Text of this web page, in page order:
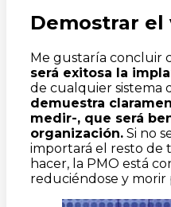
Demostrar el
Me gustaría concluir
será exitosa la
de cualquier sistema
demuestra
medir-, que será
organización. Si no
importará el resto de
hacer, la PMO está
reduciéndose y morir